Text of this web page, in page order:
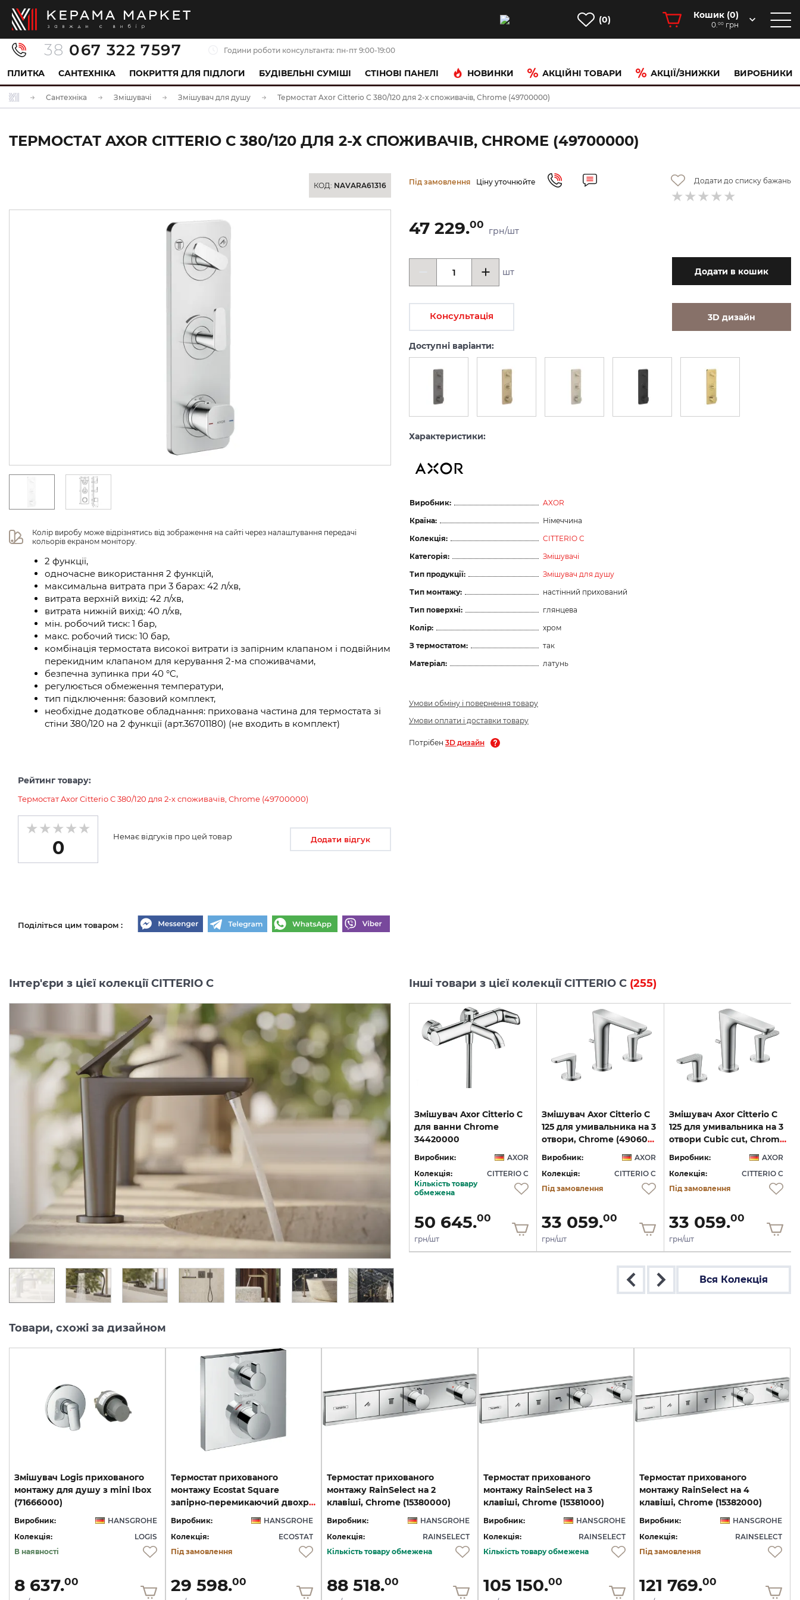
(0) Кошик (0)
0.00 грн
38 067 322 7597 Години роботи консультанта: пн-пт 9:00-19:00
ПЛИТКА САНТЕХНІКА ПОКРИТТЯ ДЛЯ ПІДЛОГИ БУДІВЕЛЬНІ СУМІШІ CТІНОВІ ПАНЕЛІ НОВИНКИ АКЦІЙНІ ТОВАРИ АКЦІЇ/ЗНИЖКИ ВИРОБНИКИ
Сантехніка Змішувачі Змішувач для душу Термостат Axor Citterio C 380/120 для 2-х споживачів, Chrome (49700000)
ТЕРМОСТАТ AXOR CITTERIO C 380/120 ДЛЯ 2-Х СПОЖИВАЧІВ, CHROME (49700000)
КОД: NAVARA61316
Колір виробу може відрізнятись від зображення на сайті через налаштування передачі
кольорів екраном монітору.
2 функції,
одночасне використання 2 функцій,
максимальна витрата при 3 барах: 42 л/хв,
витрата верхній вихід: 42 л/хв,
витрата нижній вихід: 40 л/хв,
мін. робочий тиск: 1 бар,
макс. робочий тиск: 10 бар,
комбінація термостата високої витрати із запірним клапаном і подвійним
перекидним клапаном для керування 2-ма споживачами,
безпечна зупинка при 40 °C,
регулюється обмеження температури,
тип підключення: базовий комплект,
необхідне додаткове обладнання: прихована частина для термостата зі
стіни 380/120 на 2 функції (арт.36701180) (не входить в комплект)
Під замовлення Ціну уточнюйте Додати до списку бажань
47 229.00
грн/шт
шт Додати в кошик
Консультація 3D дизайн
Доступні варіанти:
Характеристики:
Виробник:
AXOR
Країна:
Німеччина
Колекція:
CITTERIO C
Категорія:
Змішувачі
Тип продукції:
Змішувач для душу
Тип монтажу:
настінний прихований
Тип поверхні:
глянцева
Колір:
хром
З термостатом:
так
Матеріал:
латунь
Умови обміну і повернення товару
Умови оплати і доставки товару
Потрібен 3D дизайн
Рейтинг товару:
Термостат Axor Citterio C 380/120 для 2-х споживачів, Chrome (49700000)
0
Немає відгуків про цей товар Додати відгук
Поділіться цим товаром :
Інтер'єри з цієї колекції CITTERIO C Інші товари з цієї колекції CITTERIO C (255)
Змішувач Axor Citterio C
125 CoolStart для
AXOR
Колекція:
CITTERIO C
Під замовлення
24 289.00
Змішувач Axor Citterio C
125 CoolStart для
Виробник:
Колекція:
CITTERIO C
Під замовлення
34 007.
грн/шт
Змішувач Axor Citterio C
125 CoolStart для
Колекція:
36 436.
Змішувач Axor Citterio C
для ванни Chrome
34420000
Виробник:
AXOR
Колекція:
CITTERIO C
Кількість товару
обмежена
50 645.00
грн/шт
Змішувач Axor Citterio C
125 для умивальника на 3
отвори, Chrome (49060000)
Виробник:
AXOR
Колекція:
CITTERIO C
Під замовлення
33 059.00
грн/шт
Змішувач Axor Citterio C
125 для умивальника на 3
отвори Cubic cut, Chrome (49061000)
Виробник:
AXOR
Колекція:
CITTERIO C
Під замовлення
33 059.00
грн/шт
Вся Колекція
Товари, схожі за дизайном
Змішувач Logis прихованого
монтажу для душу з mini Ibox
(71666000)
Виробник:
HANSGROHE
Колекція:
LOGIS
В наявності
8 637.00
Термостат прихованого
монтажу Ecostat Square
запірно-перемикаючий двохрежимний, Chrome (15714000)
Виробник:
HANSGROHE
Колекція:
ECOSTAT
Під замовлення
29 598.00
Термостат прихованого
монтажу RainSelect на 2
клавіші, Chrome (15380000)
Виробник:
HANSGROHE
Колекція:
RAINSELECT
Кількість товару обмежена
88 518.00
Термостат прихованого
монтажу RainSelect на 3
клавіші, Chrome (15381000)
Виробник:
HANSGROHE
Колекція:
RAINSELECT
Кількість товару обмежена
105 150.00
Термостат прихованого
монтажу RainSelect на 4
клавіші, Chrome (15382000)
Виробник:
HANSGROHE
Колекція:
RAINSELECT
Під замовлення
121 769.00